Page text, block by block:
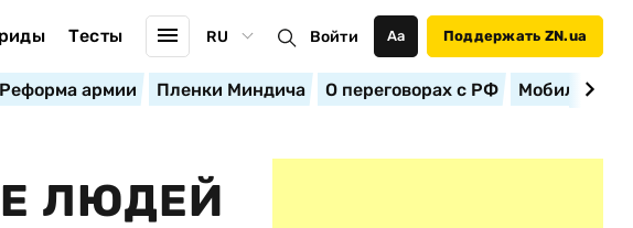
Тесты RU Войти Аа Поддержать ZN.ua
Реформа армии Пленки Миндича О переговорах с РФ
ЛЮДЕЙ